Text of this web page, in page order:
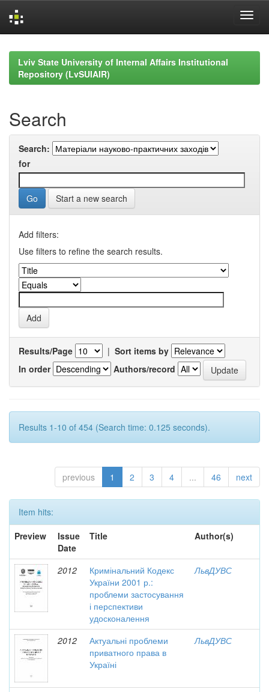
navigationLviv State University of Internal Affairs Institutional
Repository (LvSUIAIR)
Search
Search:
for
Start a new search
Add filters:
Use filters to refine the search results.
Results/Page | Sort items by
In order
Authors/record
Results 1-10 of 454 (Search time: 0.125 seconds).
previous 1 2 3 4 ... 46 next
Item hits:
Preview
Issue
Date
Title Author(s)
2012
Кримінальний Кодекс
України 2001 р.:
проблеми застосування
і перспективи
удосконалення
ЛьвДУВС
2012
Актуальні проблеми
приватного права в
Україні
ЛьвДУВС